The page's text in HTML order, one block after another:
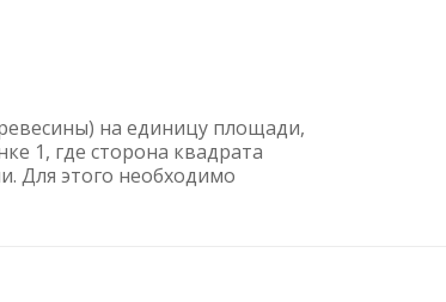
на единицу площади,
1, где сторона квадрата
Для этого необходимо